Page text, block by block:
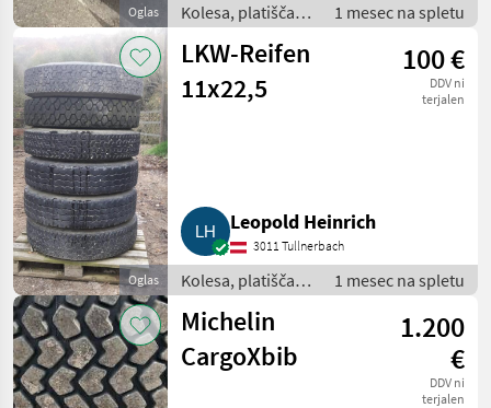
Oglas
Kolesa, platišča in
pnevmatike /
Komplet kolesa
1 mesec na spletu
Oglas
LKW-Reifen
11x22,5
100 €
DDV ni
terjalen
Leopold Heinrich
3011 Tullnerbach
Kolesa, platišča in
pnevmatike /
Komplet kolesa
1 mesec na spletu
Michelin
CargoXbib
1.200
€
DDV ni
terjalen